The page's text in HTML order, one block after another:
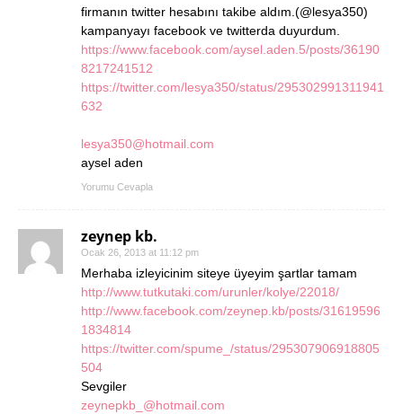
firmanın twitter hesabını takibe aldım.(@lesya350)
kampanyayı facebook ve twitterda duyurdum.
https://www.facebook.com/aysel.aden.5/posts/36190
8217241512
https://twitter.com/lesya350/status/295302991311941
632
lesya350@hotmail.com
aysel aden
Yorumu Cevapla
zeynep kb.
Ocak 26, 2013 at 11:12 pm
Merhaba izleyicinim siteye üyeyim şartlar tamam
http://www.tutkutaki.com/urunler/kolye/22018/
http://www.facebook.com/zeynep.kb/posts/31619596
1834814
https://twitter.com/spume_/status/295307906918805
504
Sevgiler
zeynepkb_@hotmail.com